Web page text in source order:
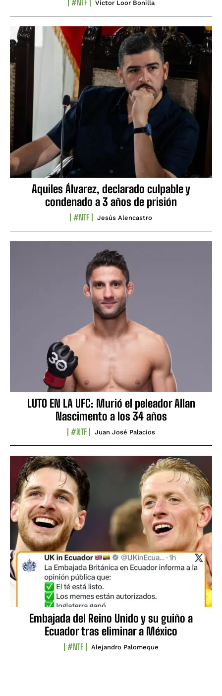
#NTF Víctor Loor Bonilla
Aquiles Álvarez, declarado culpable y
condenado a 3 años de prisión
#NTF Jesús Alencastro
LUTO EN LA UFC: Murió el peleador Allan
Nascimento a los 34 años
#NTF Juan José Palacios
Embajada del Reino Unido y su guiño a
Ecuador tras eliminar a México
#NTF Alejandro Palomeque